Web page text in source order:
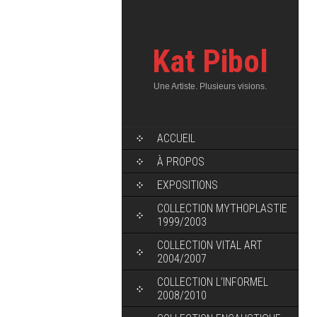
Kat Pibol
Une Artiste. Plusieurs visions.
ACCUEIL
À PROPOS
EXPOSITIONS
COLLECTION MYTHOPLASTIE
1999/2003
COLLECTION VITAL ART
2004/2007
COLLECTION L’INFORMEL
2008/2010